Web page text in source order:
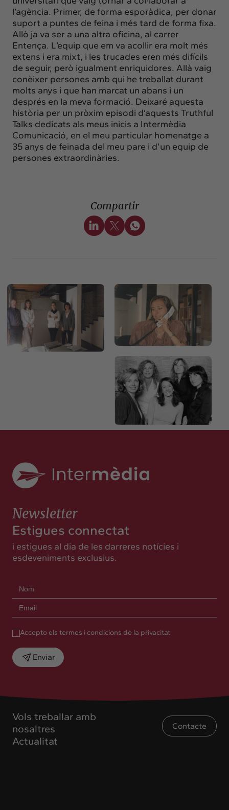
l’agència. Primer, de forma esporàdica, per donar
suport a puntes de feina i més tard de forma fixa.
Allò ja va ser a una altra oficina, al carrer
Entença. L’equip que em va acollir era molt més
extens i era mixt, i les trucades eren més difícils
de seguir, però igualment enriquidores. Allà vaig
conèixer persones amb qui he treballat durant
molts anys i que han marcat un abans i un
després en la meva formació. Deixaré aquesta
història per un pròxim episodi d’aquests Truthful
Talks dedicats als meus inicis a Intermèdia
Comunicació, en el meu particular homenatge a
35 anys de feinada del meu pare i d’un equip de
persones extraordinàries.
Compartir
Vols treballar amb
nosaltres
Actualitat
Contacte
Newsletter
Estigues connectat
i estigues al dia de les darreres notícies i
esdeveniments exclusius.
Accepto els termes i condicions de la privacitat
Enviar